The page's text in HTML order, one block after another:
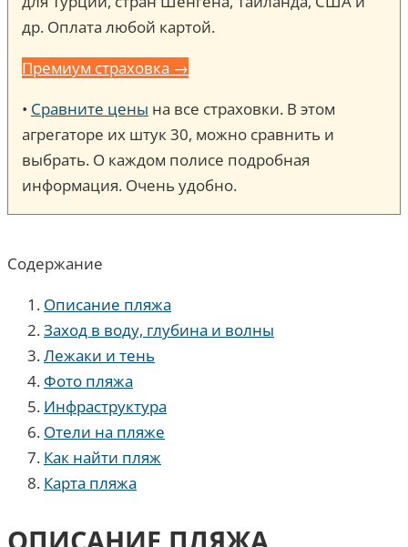
др. Оплата любой картой.
Премиум страховка →
• Сравните цены на все страховки. В этом
агрегаторе их штук 30, можно сравнить и
выбрать. О каждом полисе подробная
информация. Очень удобно.
Содержание
Описание пляжа
Заход в воду, глубина и волны
Лежаки и тень
Фото пляжа
Инфраструктура
Отели на пляже
Как найти пляж
Карта пляжа